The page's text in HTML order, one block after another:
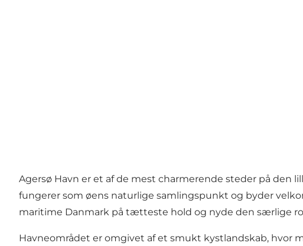
Agersø Havn er et af de mest charmerende steder på den
fungerer som øens naturlige samlingspunkt og byder
maritime Danmark på tætteste hold og nyde den særlige
Havneområdet er omgivet af et smukt kystlandskab, hvor